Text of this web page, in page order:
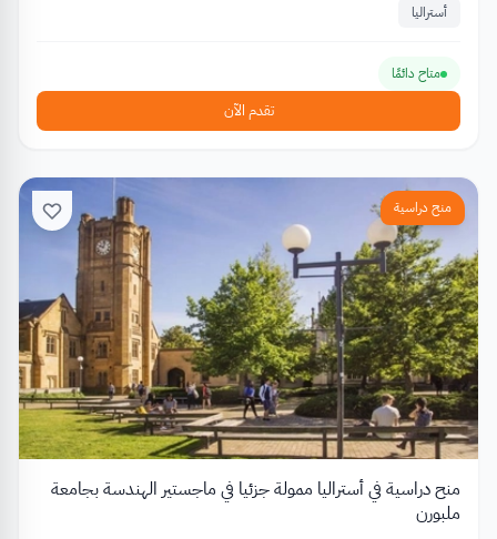
أستراليا
متاح دائمًا
تقدم الآن
منح دراسية
منح دراسية في أستراليا ممولة جزئيا في ماجستير الهندسة بجامعة
ملبورن